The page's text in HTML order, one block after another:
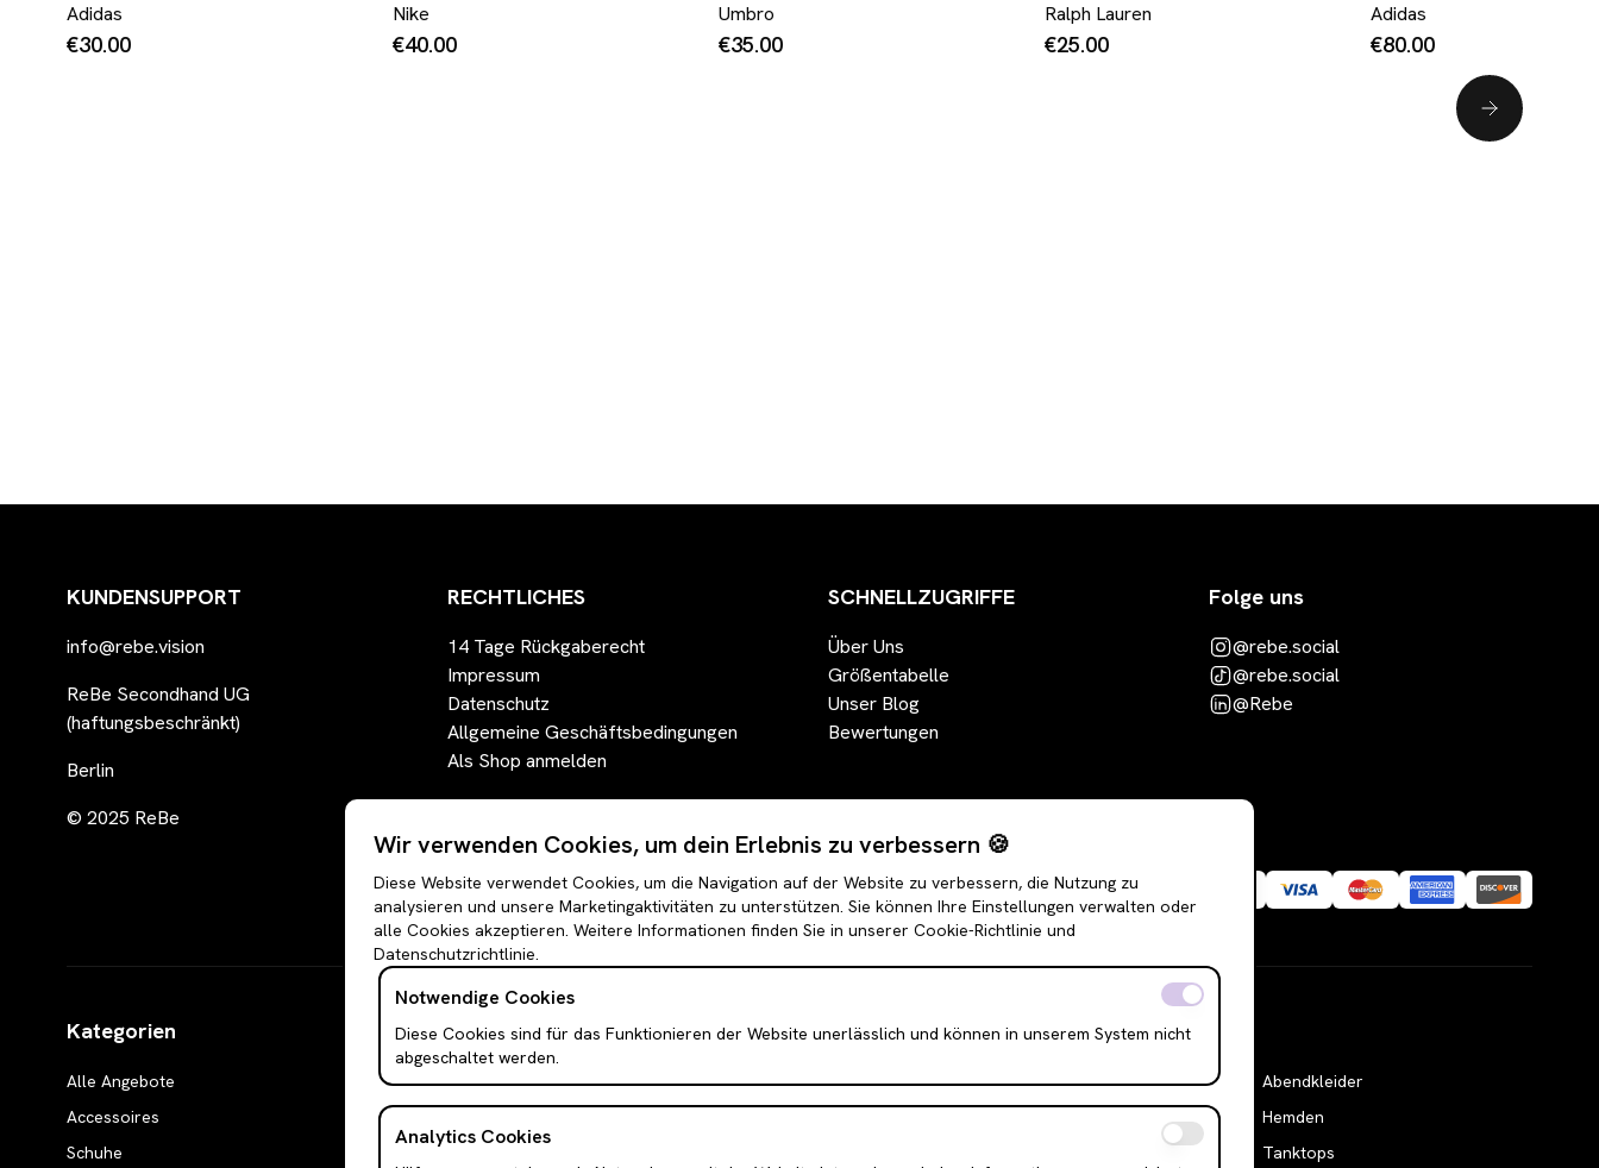
Adidas
€30.00
Nike
€40.00
Umbro
€35.00
Ralph Lauren
€25.00
Adidas
€80.00
KUNDENSUPPORT
info@rebe.vision
ReBe Secondhand UG
(haftungsbeschränkt)
Berlin
© 2025 ReBe
RECHTLICHES
14 Tage Rückgaberecht
Impressum
Datenschutz
Allgemeine Geschäftsbedingungen
Als Shop anmelden
SCHNELLZUGRIFFE
Über Uns
Größentabelle
Unser Blog
Bewertungen
Folge uns
@rebe.social
@rebe.social
@Rebe
Kategorien
Alle Angebote
Accessoires
Schuhe
Boleros & Shrugs
Anzugwesten & Polunder
Langarm Oberteile
Puffer & Bomber Jacken
Leggings
Abendkleider
Hemden
Tanktops
Wir verwenden Cookies, um dein Erlebnis zu verbessern 🍪
Diese Website verwendet Cookies, um die Navigation auf der Website zu verbessern, die Nutzung zu
analysieren und unsere Marketingaktivitäten zu unterstützen. Sie können Ihre Einstellungen verwalten oder
alle Cookies akzeptieren. Weitere Informationen finden Sie in unserer Cookie-Richtlinie und
Datenschutzrichtlinie.
Notwendige Cookies
Diese Cookies sind für das Funktionieren der Website unerlässlich und können in unserem System nicht
abgeschaltet werden.
Analytics Cookies